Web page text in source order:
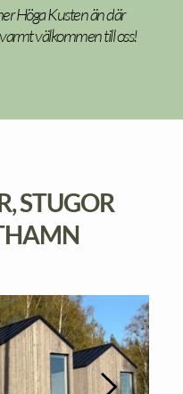
Höga Kusten än där
välkommen till oss!
STUGOR